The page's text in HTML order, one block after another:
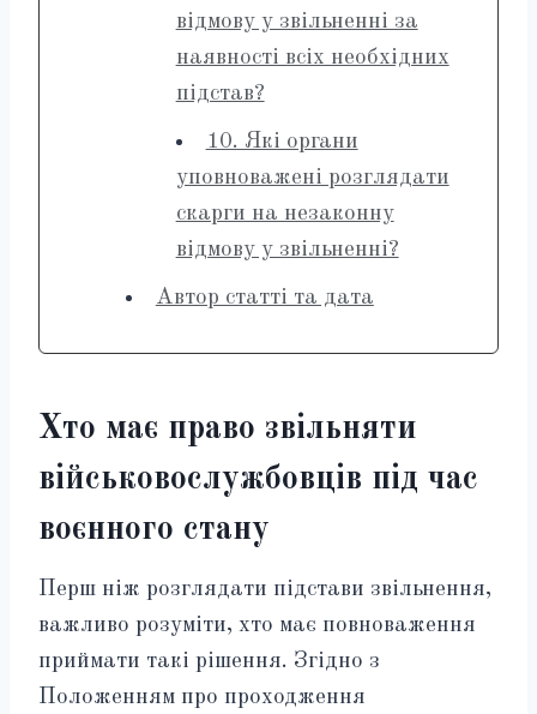
відмову у звільненні за
наявності всіх необхідних
підстав?
10. Які органи
уповноважені розглядати
скарги на незаконну
відмову у звільненні?
Автор статті та дата
Хто має право звільняти
військовослужбовців під час
воєнного стану
Перш ніж розглядати підстави звільнення,
важливо розуміти, хто має повноваження
приймати такі рішення. Згідно з
Положенням про проходження